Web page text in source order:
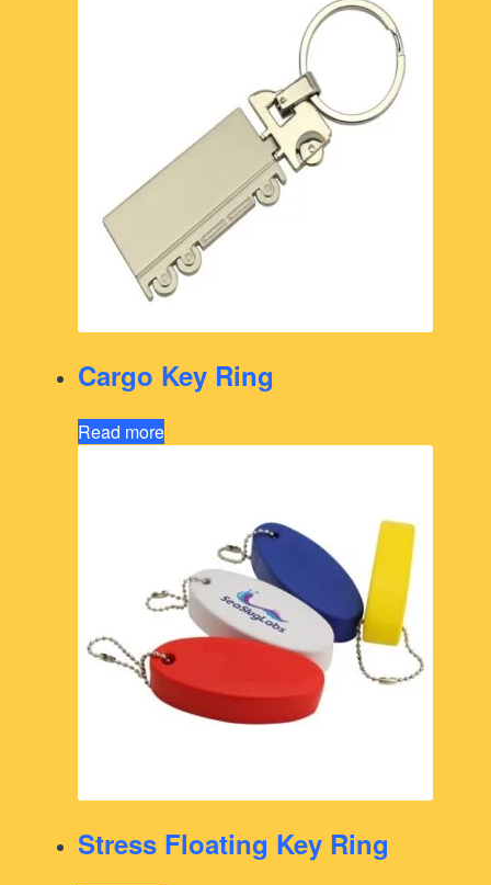
Cargo Key Ring
Read more
Stress Floating Key Ring